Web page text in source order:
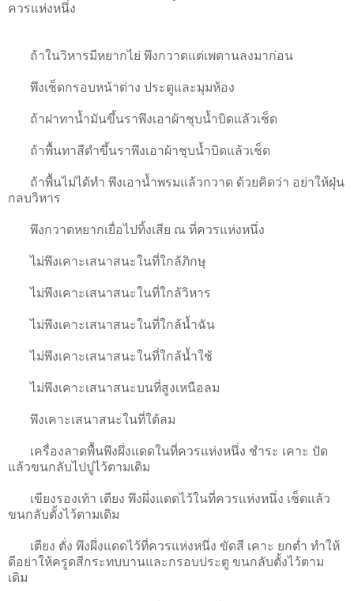
ควรแห่งหนึ่ง
ถ้าในวิหารมีหยากไย่ พึงกวาดแต่เพดานลงมาก่อน
พึงเช็ดกรอบหน้าต่าง ประตูและมุมห้อง
ถ้าฝาทาน้ำมันขึ้นราพึงเอาผ้าชุบน้ำบิดแล้วเช็ด
ถ้าพื้นทาสีดำขึ้นราพึงเอาผ้าชุบน้ำบิดแล้วเช็ด
ถ้าพื้นไม่ได้ทำ พึงเอาน้ำพรมแล้วกวาด ด้วยคิดว่า อย่าให้ฝุ่น
กลบวิหาร
พึงกวาดหยากเยื่อไปทิ้งเสีย ณ ที่ควรแห่งหนึ่ง
ไม่พึงเคาะเสนาสนะในที่ใกล้ภิกษุ
ไม่พึงเคาะเสนาสนะในที่ใกล้วิหาร
ไม่พึงเคาะเสนาสนะในที่ใกล้น้ำฉัน
ไม่พึงเคาะเสนาสนะในที่ใกล้น้ำใช้
ไม่พึงเคาะเสนาสนะบนที่สูงเหนือลม
พึงเคาะเสนาสนะในที่ใต้ลม
เครื่องลาดพื้นพึงผึ่งแดดในที่ควรแห่งหนึ่ง ชำระ เคาะ ปัด
แล้วขนกลับไปปูไว้ตามเดิม
เขียงรองเท้า เตียง พึงผึ่งแดดไว้ในที่ควรแห่งหนึ่ง เช็ดแล้ว
ขนกลับตั้งไว้ตามเดิม
เตียง ตั่ง พึงผึ่งแดดไว้ที่ควรแห่งหนึ่ง ขัดสี เคาะ ยกต่ำ ทำให้
ดีอย่าให้ครูดสีกระทบบานและกรอบประตู ขนกลับตั้งไว้ตาม
เดิม